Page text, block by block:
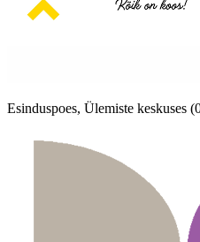
Esinduspoes, Ülemiste keskuses